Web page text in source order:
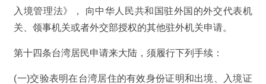
入境管理法》， 向中华人民共和国驻外国的外交代表机
关、领事机关或者外交部授权的其他驻外机关申请。
第十四条台湾居民申请来大陆，须履行下列手续：
(一)交验表明在台湾居住的有效身份证明和出境、入境证